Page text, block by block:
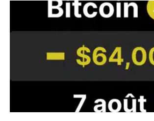
Bitcoin stagne à 64 000 dollars